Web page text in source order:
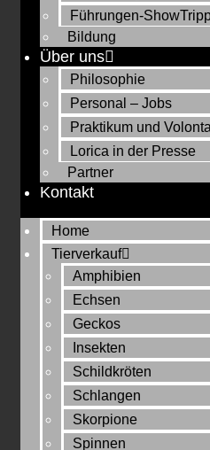
Führungen-
Bildung
Über uns
Philosophie
Personal – Jobs
Praktikum und
Lorica in der Presse
Partner
Kontakt
Home
Tierverkauf
Amphibien
Echsen
Geckos
Insekten
Schildkröten
Schlangen
Skorpione
Spinnen